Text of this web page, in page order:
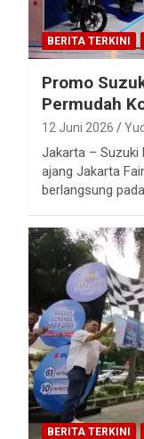
BERITA TERKINI
Promo
Permudah
12 Juni 2026
Jakarta – Suzuki
ajang Jakarta
berlangsung
BERITA TERKINI